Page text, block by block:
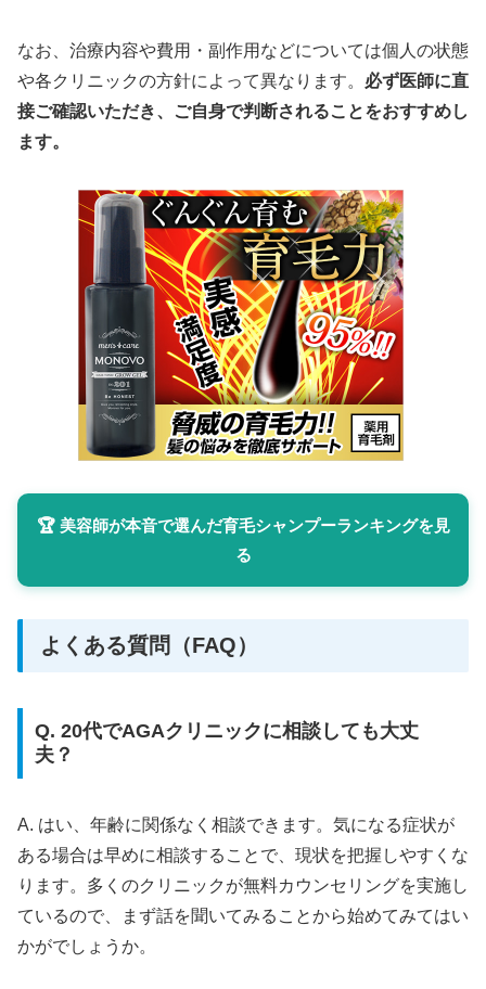
なお、治療内容や費用・副作用などについては個人の状態
や各クリニックの方針によって異なります。 必ず医師に直
接ご確認いただき、ご自身で判断されることをおすすめし
ます。
🏆 美容師が本音で選んだ育毛シャンプーランキングを見
る
よくある質問（FAQ）
Q. 20代でAGAクリニックに相談しても大丈
夫？
A. はい、年齢に関係なく相談できます。気になる症状が
ある場合は早めに相談することで、現状を把握しやすくな
ります。多くのクリニックが無料カウンセリングを実施し
ているので、まず話を聞いてみることから始めてみてはい
かがでしょうか。